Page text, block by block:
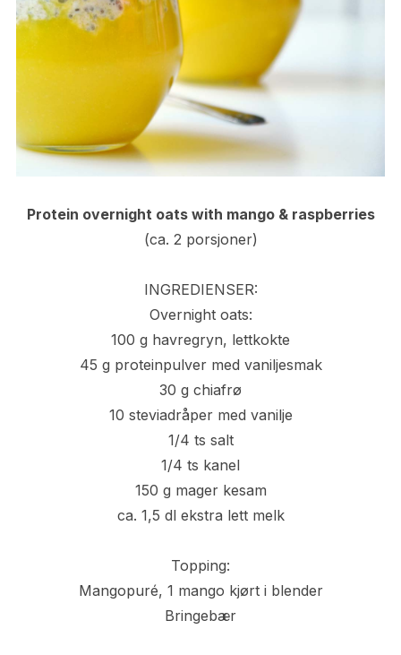
Protein overnight oats with mango & raspberries
(ca. 2 porsjoner)
INGREDIENSER:
Overnight oats:
100 g havregryn, lettkokte
45 g proteinpulver med vaniljesmak
30 g chiafrø
10 steviadråper med vanilje
1/4 ts salt
1/4 ts kanel
150 g mager kesam
ca. 1,5 dl ekstra lett melk
Topping:
Mangopuré, 1 mango kjørt i blender
Bringebær